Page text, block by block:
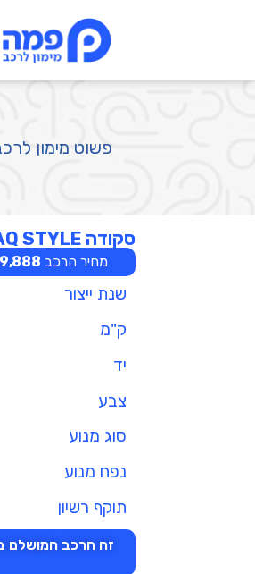
פשוט מימון
סקודה KODIAQ STYLE
מחיר הרכב ₪
שנת ייצור
ק"מ
יד
צבע
סוג מנוע
נפח מנוע
תוקף רשיון
זה הרכב המושלם